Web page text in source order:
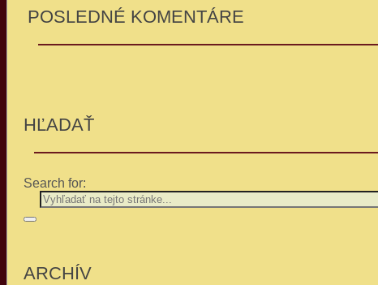
POSLEDNÉ KOMENTÁRE
HĽADAŤ
Search for:
ARCHÍV